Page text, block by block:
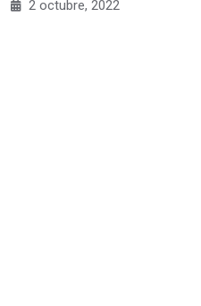
2 octubre, 2022